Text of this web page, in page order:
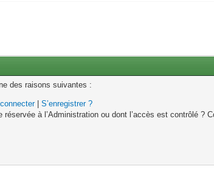
des raisons suivantes :
|S’enregistrer ?
à l’Administration ou dont l’accès est contrôlé ?